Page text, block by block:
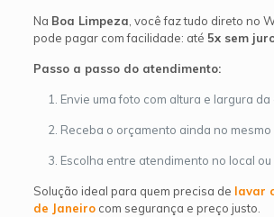
Na Boa Limpeza , você faz tudo direto no
pode pagar com facilidade: até 5x sem
Passo a passo do atendimento:
Envie uma foto com altura e largura
Receba o orçamento ainda no mesmo
Escolha entre atendimento no local
Solução ideal para quem precisa de lavar
de Janeirocom segurança e preço justo.